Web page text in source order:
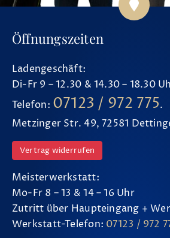
Öffnungszeiten
Ladengeschäft:
Di-Fr 9 – 12.30 & 14.30 – 18.30
Telefon: 07123 / 972 775.
Metzinger Str. 49, 72581
Vertrag widerrufen
Meisterwerkstatt:
Mo-Fr 8 – 13 & 14 – 16 Uhr
Zutritt über Haupteingang +
Werkstatt-Telefon: 07123 / 972